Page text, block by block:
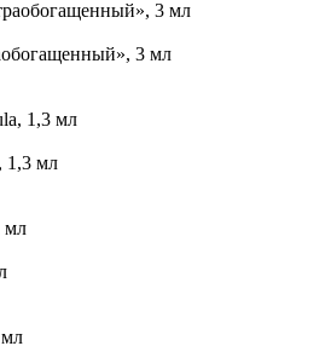
3 мл
1,3 мл